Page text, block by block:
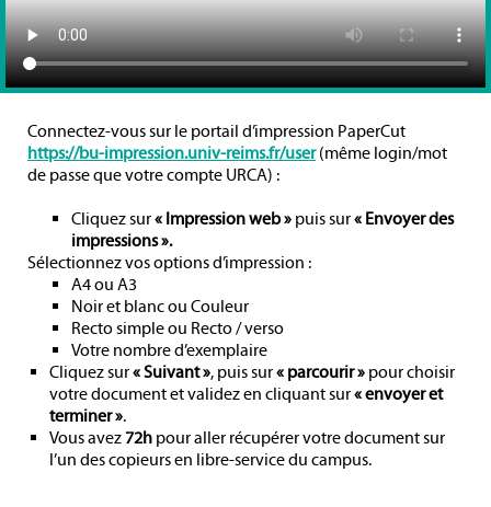
Connectez-vous sur le portail d’impression PaperCut
https://bu-impression.univ-reims.fr/user(même login/mot
de passe que votre compte URCA) :
Cliquez sur« Impression web » puis sur« Envoyer des
impressions ».
Sélectionnez vos options d’impression :
A4 ou A3
Noir et blanc ou Couleur
Recto simple ou Recto / verso
Votre nombre d’exemplaire
Cliquez sur« Suivant », puis sur« parcourir » pour choisir
votre document et validez en cliquant sur«envoyer et
terminer ».
Vous avez 72h pour aller récupérer votre document sur
l’un des copieurs en libre-service du campus.